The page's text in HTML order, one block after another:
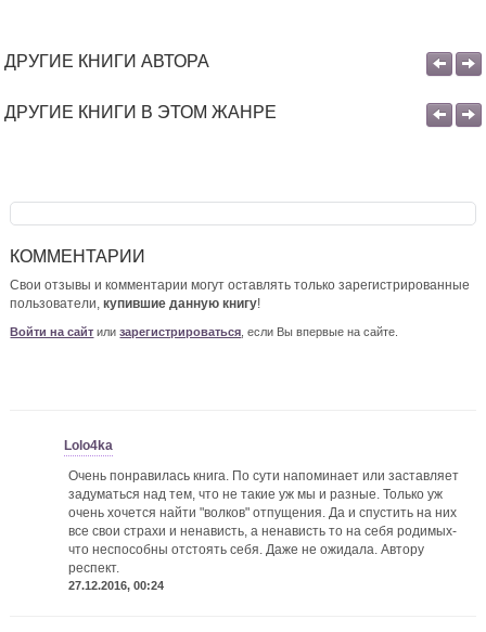
ДРУГИЕ КНИГИ АВТОРА
ДРУГИЕ КНИГИ В ЭТОМ ЖАНРЕ
КОММЕНТАРИИ
Свои отзывы и комментарии могут оставлять только зарегистрированные
пользователи,купившие данную книгу!
Войти на сайт илизарегистрироваться , если Вы впервые на сайте.
Lolo4ka
Очень понравилась книга. По сути напоминает или заставляет
задуматься над тем, что не такие уж мы и разные. Только уж
очень хочется найти "волков" отпущения. Да и спустить на них
все свои страхи и ненависть, а ненависть то на себя родимых-
что неспособны отстоять себя. Даже не ожидала. Автору
респект.
27.12.2016, 00:24